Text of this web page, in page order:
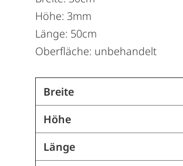
Höhe: 3mm
Länge: 50cm
Oberfläche: unbehandelt
Breite
Höhe
Länge